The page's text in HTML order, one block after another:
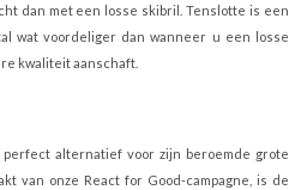
dan met een losse skibril. Tenslotte is een
wat voordeliger dan wanneer u een losse
kwaliteit aanschaft.
perfect alternatief voor zijn beroemde grote
van onze React for Good-campagne, is de